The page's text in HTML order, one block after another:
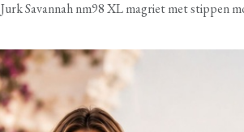
Jurk Savannah nm98 XL magriet met stippen